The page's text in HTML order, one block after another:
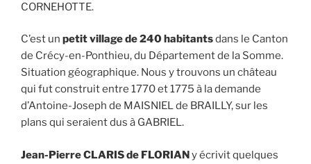
CORNEHOTTE.
C’est un petit village de 240 habitantsdans le Canton
de Crécy-en-Ponthieu, du Département de la Somme.
Situation géographique. Nous y trouvons un château
qui fut construit entre 1770 et 1775 à la demande
d’Antoine-Joseph de MAISNIEL de BRAILLY, sur les
plans qui seraient dus à GABRIEL.
Jean-Pierre CLARIS de FLORIANy écrivit quelques